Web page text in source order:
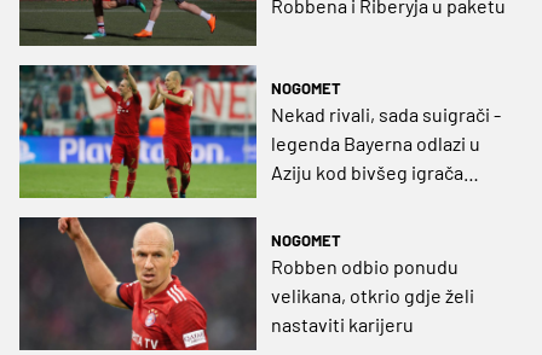
Robbena i Riberyja u paketu
NOGOMET
Nekad rivali, sada suigrači -
legenda Bayerna odlazi u
Aziju kod bivšeg igrača
NOGOMET
Robben odbio ponudu
velikana, otkrio gdje želi
nastaviti karijeru